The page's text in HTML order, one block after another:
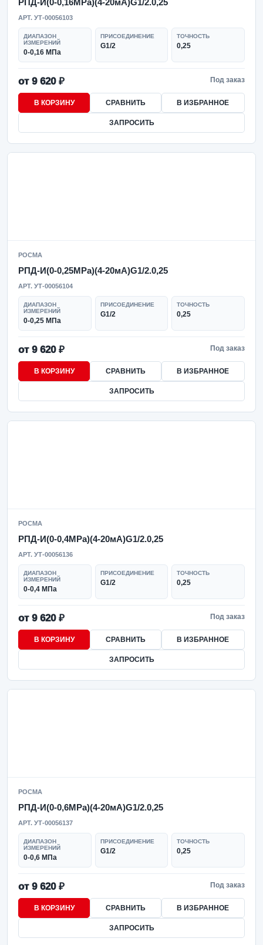
РПД-И(0-0,16MPa)(4-20мА)G1/2.0,25
АРТ. УТ-00056103
ДИАПАЗОН
ИЗМЕРЕНИЙ
0-0,16 МПа
ПРИСОЕДИНЕНИЕ
G1/2
ТОЧНОСТЬ
0,25
от 9 620 ₽ Под заказ
В КОРЗИНУ СРАВНИТЬ В ИЗБРАННОЕ
ЗАПРОСИТЬ
РОСМА
РПД-И(0-0,25MPa)(4-20мА)G1/2.0,25
АРТ. УТ-00056104
ДИАПАЗОН
ИЗМЕРЕНИЙ
0-0,25 МПа
ПРИСОЕДИНЕНИЕ
G1/2
ТОЧНОСТЬ
0,25
от 9 620 ₽ Под заказ
В КОРЗИНУ СРАВНИТЬ В ИЗБРАННОЕ
ЗАПРОСИТЬ
РОСМА
РПД-И(0-0,4MPa)(4-20мА)G1/2.0,25
АРТ. УТ-00056136
ДИАПАЗОН
ИЗМЕРЕНИЙ
0-0,4 МПа
ПРИСОЕДИНЕНИЕ
G1/2
ТОЧНОСТЬ
0,25
от 9 620 ₽ Под заказ
В КОРЗИНУ СРАВНИТЬ В ИЗБРАННОЕ
ЗАПРОСИТЬ
РОСМА
РПД-И(0-0,6MPa)(4-20мА)G1/2.0,25
АРТ. УТ-00056137
ДИАПАЗОН
ИЗМЕРЕНИЙ
0-0,6 МПа
ПРИСОЕДИНЕНИЕ
G1/2
ТОЧНОСТЬ
0,25
от 9 620 ₽ Под заказ
В КОРЗИНУ СРАВНИТЬ В ИЗБРАННОЕ
ЗАПРОСИТЬ